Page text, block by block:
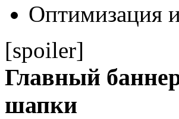
Оптимизация
[spoiler]
Главный
шапки